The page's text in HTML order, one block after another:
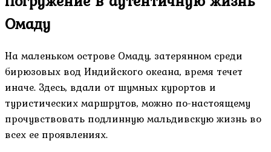
Омаду
На маленьком острове Омаду, затерянном среди
бирюзовых вод Индийского океана, время течет
иначе. Здесь, вдали от шумных курортов и
туристических маршрутов, можно по-настоящему
прочувствовать подлинную мальдивскую жизнь во
всех ее проявлениях.